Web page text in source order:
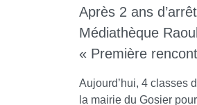
Après 2 ans
Médiathèque
« Première
Aujourd’hui, 4 classes
la mairie du Gosier